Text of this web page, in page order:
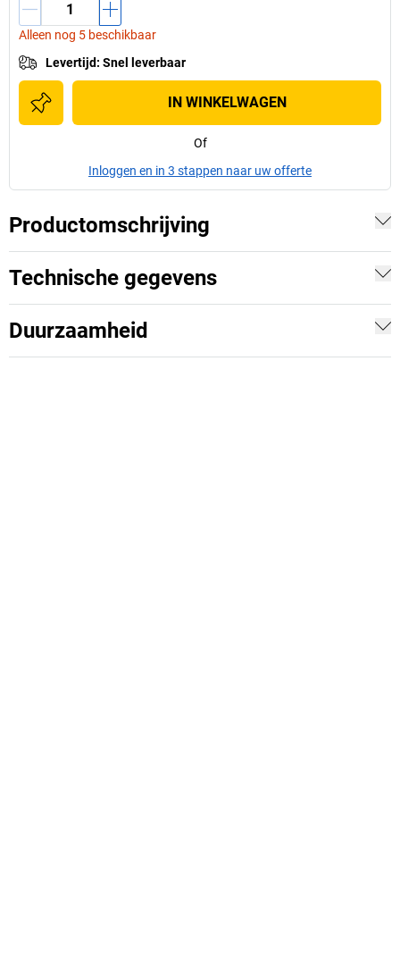
Alleen nog 5 beschikbaar
Levertijd: Snel leverbaar
IN WINKELWAGEN
Of
Inloggen en in 3 stappen naar uw offerte
Productomschrijving
Technische gegevens
Duurzaamheid